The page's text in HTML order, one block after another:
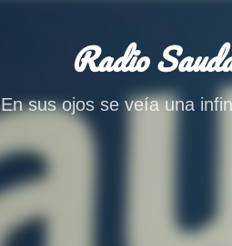
Radio
En sus ojos se veía una